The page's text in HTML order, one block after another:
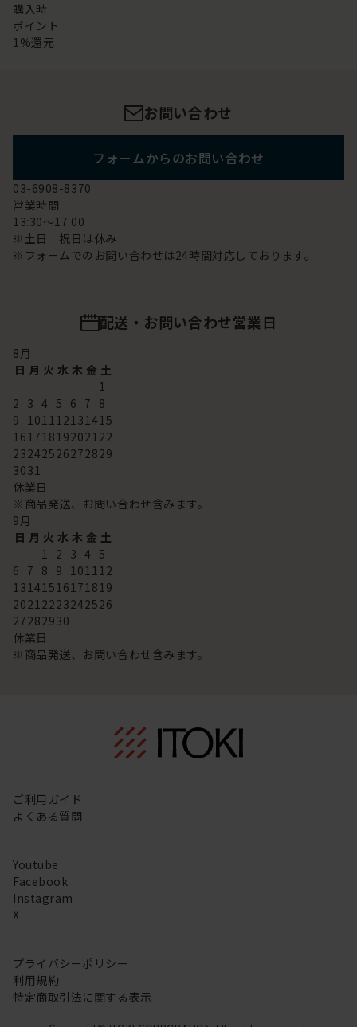
購入時
ポイント
1%還元
お問い合わせ
フォームからのお問い合わせ
03-6908-8370
営業時間
13:30～17:00
※土日 祝日は休み
※フォームでのお問い合わせは24時間対応しております。
配送・お問い合わせ営業日
8月
日 月 火 水 木 金 土
1
2 3 4 5 6 7 8
9 101112131415
16171819202122
23242526272829
3031
休業日
※商品発送、お問い合わせ含みます。
9月
日 月 火 水 木 金 土
1 2 3 4 5
6 7 8 9 101112
13141516171819
20212223242526
27282930
休業日
※商品発送、お問い合わせ含みます。
ご利用ガイド
よくある質問
Youtube
Facebook
Instagram
X
プライバシーポリシー
利用規約
特定商取引法に関する表示